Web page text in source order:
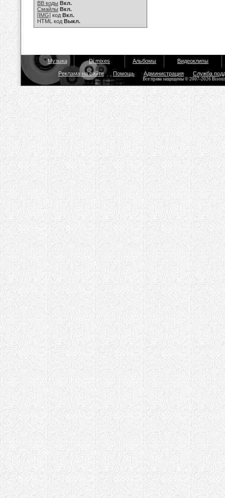
BB коды Вкл.
Смайлы Вкл.
[IMG] код Вкл.
HTML код Выкл.
Музыка Dj mixes Альбомы Видеоклипы
Реклама на сайте Помощь Администрация Служба
Все права защищены © 2007-2026